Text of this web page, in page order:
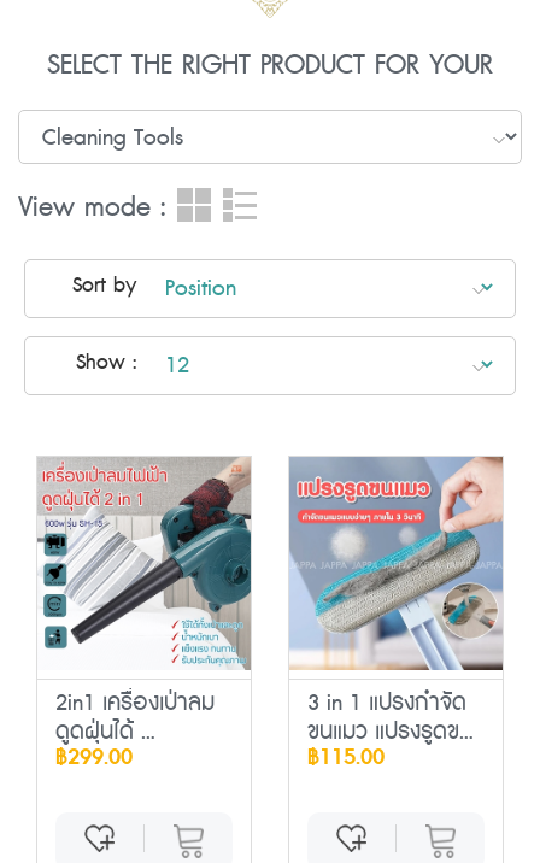
SELECT THE RIGHT PRODUCT FOR YOUR
View mode :
Sort by
Show :
2in1 เครื่องเป่าลม
ดูดฝุ่นได้ ...
฿299.00
3 in 1 แปรงกำจัด
ขนแมว แปรงรูดข...
฿115.00